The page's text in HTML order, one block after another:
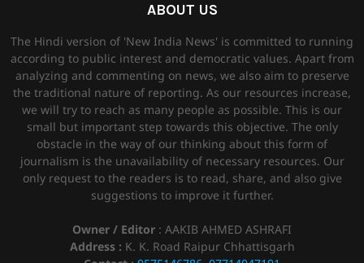
ABOUT US
The Hindi version of 'New India News' is committed to running
according to public interest and democratic values. Apart from
analyzing and commenting on news, we also aim to preserve
the traditional nature of reporting. As our resources increase,
we will try to reach as many people as possible. This is our
small but important step towards this objective. The only
obstacle in the way of our thinking about this form of
journalism is the unavailability of necessary resources. Our
only request to the readers is to read, share, and also give
suggestions to improve it further.
Owner / Editor : AAKIB AHMED ASHRAFI
Address : K. K. Road Raipur Chhattisgarh